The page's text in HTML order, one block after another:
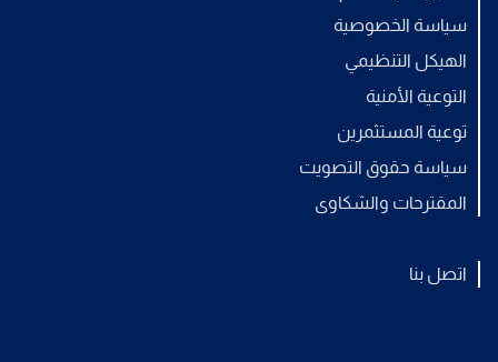
سياسة الخصوصية
الهيكل التنظيمي
التوعية الأمنية
توعية المستثمرين
سياسة حقوق التصويت
المقترحات والشكاوى
اتصل بنا